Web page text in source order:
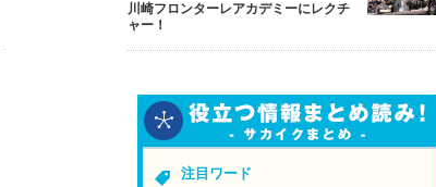
川崎フロンターレアカデミーにレクチ
ャー！
注目ワード